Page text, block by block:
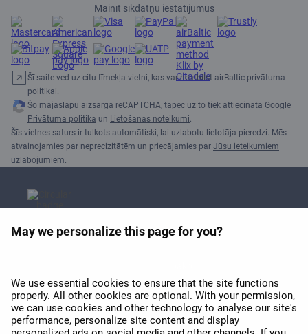
May we personalize this page for you?
We use essential cookies to ensure that the site functions
properly. All other cookies are optional. With your permission,
we can use cookies and other technology to analyse our site's
performance, personalize site content and display
Mainīt sīkdatņu iestatījumus
Šī saite ved uz citu tīmekļa vietni, kas var neatbilst airBaltic privātuma
politikai.
Šo mājaslapu aizsargā reCAPTCHA, tāpēc uz to tiek attiecināta Google
Privātuma politika un Lietošanas noteikumi.
Šīs vietnes saturs ir tulkots automātiski, lai uzlabotu lietotāja pieredzi. Mēs
atvainojamies par neprecizitātēm un priecājamies par Jūsu ieteikumiem
uzlabojumiem.
Wi-Fi Eiropā